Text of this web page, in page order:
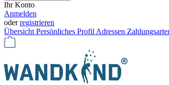
Ihr Konto
Anmelden
oderregistrieren
Übersicht Persönliches Profil Adressen